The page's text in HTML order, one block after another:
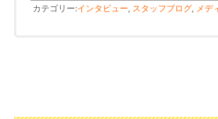
カテゴリー:インタビュー, スタッフブログ, メデ